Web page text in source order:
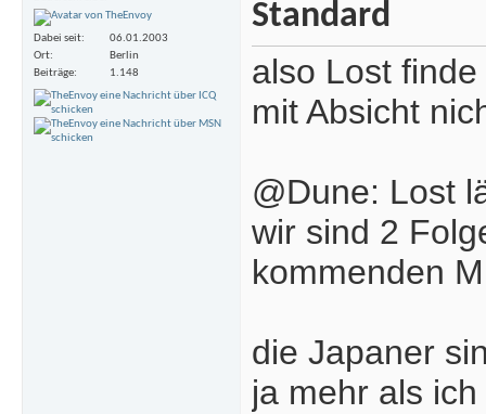
Dabei seit
06.01.2003
Ort
Berlin
Beiträge
1.148
also Lost
mit Absicht
@Dune: Lost
wir sind 2
kommenden
die Japaner
ja mehr als ich